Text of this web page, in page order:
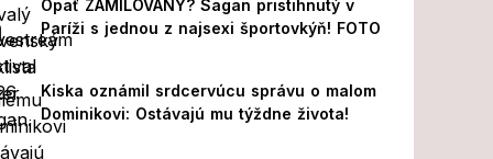
Opäť ZAMILOVANÝ? Sagan pristihnutý v
Paríži s jednou z najsexi športovkýň! FOTO
Kiska oznámil srdcervúcu správu o malom
Dominikovi: Ostávajú mu týždne života!